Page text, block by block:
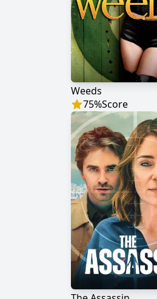
Weeds
75%Score